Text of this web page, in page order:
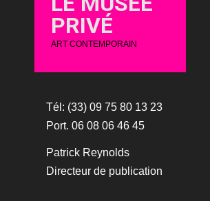
PRIVÉ
ART CONTEMPORAIN
Tél: (33) 09 75 80 13 23
Port. 06 08 06 46 45
Patrick Reynolds
Directeur de publication